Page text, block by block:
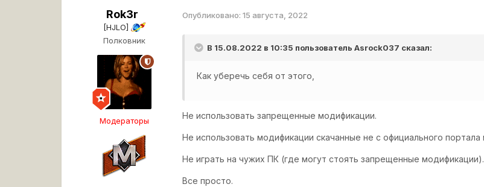
Rok3r
[HJLO]
Полковник
Модераторы
Опубликовано:15 августа, 2022
В 15.08.2022 в 10:35 пользовательAsrock037 сказал:
Как уберечь себя от этого,
Не использовать запрещенные модификации.
Не использовать модификации скачанные не с официального портала
Не играть на чужих ПК (где могут стоять запрещенные модификации).
Все просто.